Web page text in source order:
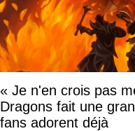
« Je n'en crois pas
Dragons fait une
fans adorent déjà